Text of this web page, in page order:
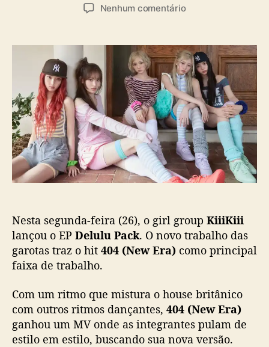
r
o
s
d
e
p
u
b
l
i
c
a
ã
Nenhum comentárioe
4
0
4
(
N
e
w
E
r
a
)
r
o
m
s
e
r
n
Nesta segunda-feira (26), o girl group KiiiKiii
lançou o EP Delulu Pack. O novo trabalho das
garotas traz o hit 404 (New Era) como principal
faixa de trabalho.
Com um ritmo que mistura o house britânico
com outros ritmos dançantes, 404 (New Era)
ganhou um MV onde as integrantes pulam de
estilo em estilo, buscando sua nova versão.